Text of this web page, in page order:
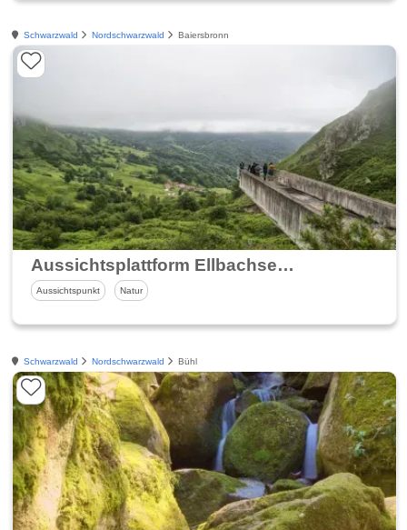
Schwarzwald Nordschwarzwald Baiersbronn
Aussichtsplattform Ellbachseeblick
Aussichtspunkt Natur
Schwarzwald Nordschwarzwald Bühl